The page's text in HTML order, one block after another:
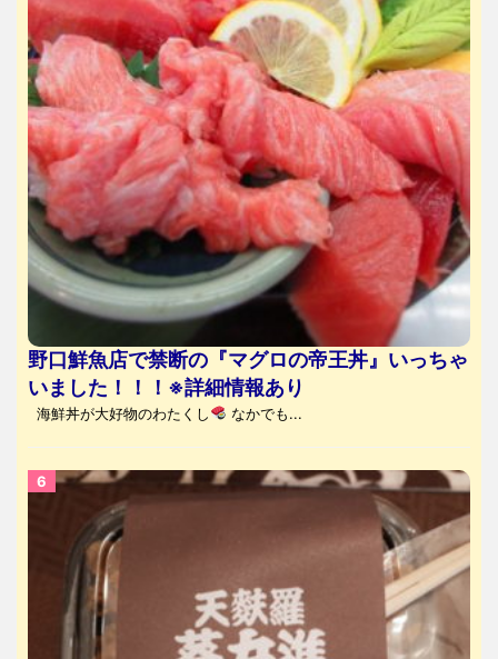
野口鮮魚店で禁断の『マグロの帝王丼』いっちゃ
いました！！！※詳細情報あり
海鮮丼が大好物のわたくし なかでも...